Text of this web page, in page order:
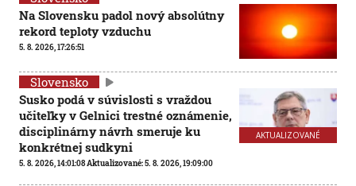
Na Slovensku padol nový absolútny
rekord teploty vzduchu
5. 8. 2026, 17:26:51
AKTUALIZOVANÉ
Slovensko
Susko podá v súvislosti s vraždou
učiteľky v Gelnici trestné oznámenie,
disciplinárny návrh smeruje ku
konkrétnej sudkyni
5. 8. 2026, 14:01:08Aktualizované:5. 8. 2026, 19:09:00